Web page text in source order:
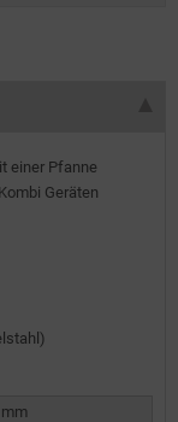
einer Pfanne
Geräten